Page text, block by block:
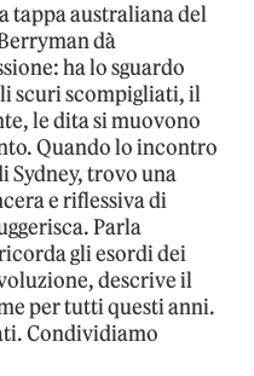
tappa australiana del
dà
ha lo sguardo
scuri scompigliati, il
le dita si muovono
Quando lo incontro
Sydney, trovo una
e riflessiva di
Parla
gli esordi dei
descrive il
per tutti questi anni.
Condividiamo